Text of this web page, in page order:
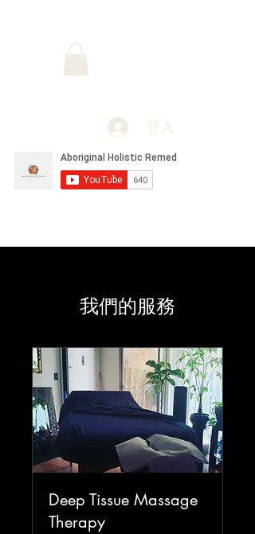
登入
我們的服務
Deep Tissue Massage
Therapy